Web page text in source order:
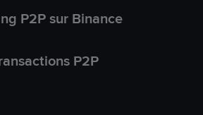
P2P sur Binance
P2P